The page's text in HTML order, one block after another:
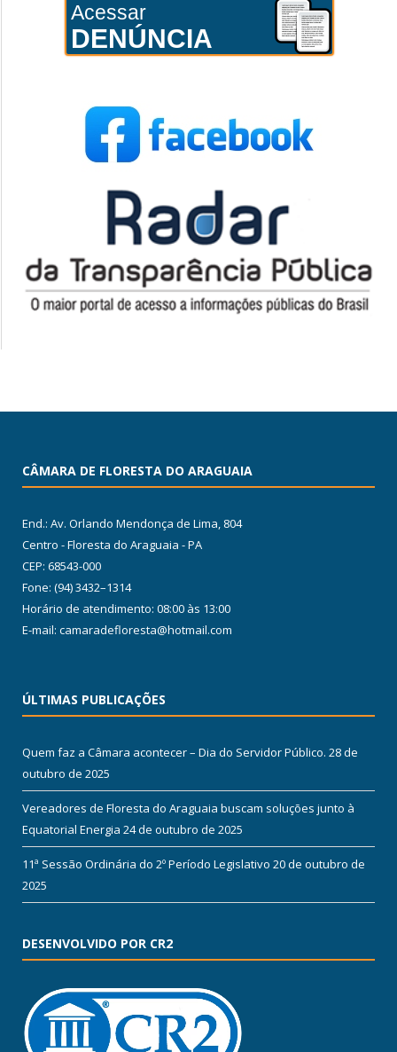
Acessar
DENÚNCIA
CÂMARA DE FLORESTA DO ARAGUAIA
End.: Av. Orlando Mendonça de Lima, 804
Centro - Floresta do Araguaia - PA
CEP: 68543-000
Fone: (94) 3432–1314
Horário de atendimento: 08:00 às 13:00
E-mail: camaradefloresta@hotmail.com
ÚLTIMAS PUBLICAÇÕES
Quem faz a Câmara acontecer – Dia do Servidor Público. 28 de
outubro de 2025
Vereadores de Floresta do Araguaia buscam soluções junto à
Equatorial Energia 24 de outubro de 2025
11ª Sessão Ordinária do 2º Período Legislativo 20 de outubro de
2025
DESENVOLVIDO POR CR2